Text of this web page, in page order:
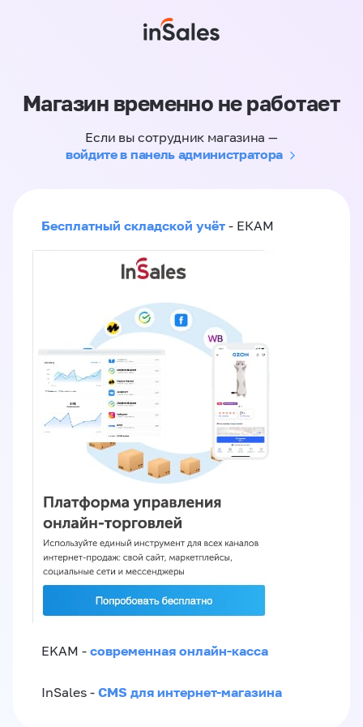
Магазин временно не работает
Если вы сотрудник магазина —
войдите в панель администратора
Бесплатный складской учёт - ЕКАМ
EKAM - современная онлайн-касса
InSales - CMS для интернет-магазина